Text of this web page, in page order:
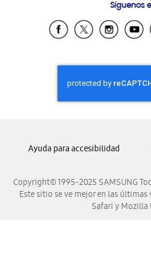
Samsung
Samsung El
Samsung
Samsung
Samsung
Samsung
Síguenos
Copyright© 1995-2025 SAMSUNG
Este sitio se ve mejor en las últimas
Safari y Mozilla
Ayuda para accesibilidad